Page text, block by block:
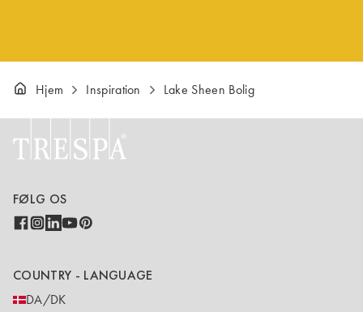
Hjem Inspiration Lake Sheen Bolig
FØLG OS
COUNTRY - LANGUAGE
DA/DK